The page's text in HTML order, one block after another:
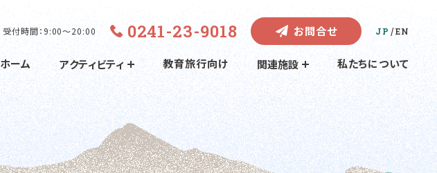
ホーム アクティビティ 教育旅行向け 関連施設 私たちについて
受付時間：9:00〜20:00 0241-23-9018 お問合せ JP /EN